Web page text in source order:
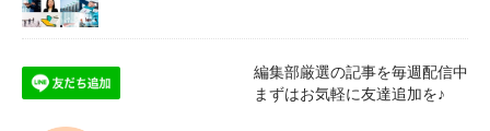
編集部厳選の記事を毎週配信中
まずはお気軽に友達追加を♪